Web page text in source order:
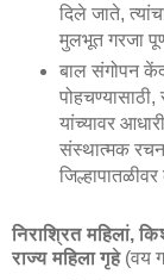
दिले जाते,
मुलभूत गरजा
बाल संगोपन
यांच्यावर
संस्थात्मक
निराश्रित महिलां,
राज्य महिला गृहे (वय